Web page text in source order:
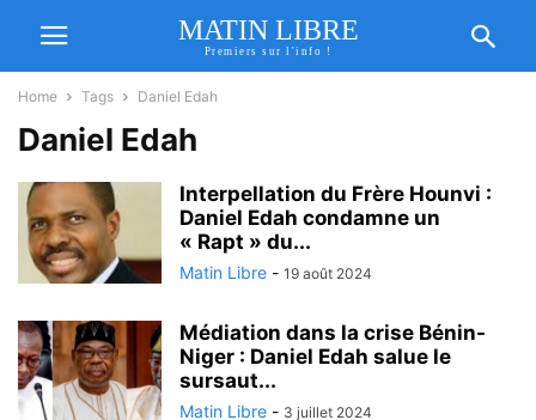
MATIN LIBRE
Premiers sur l'info !
Home Tags Daniel Edah
Daniel Edah
Interpellation du Frère Hounvi :
Daniel Edah condamne un
« Rapt » du...
Matin Libre - 19 août 2024
Médiation dans la crise Bénin-
Niger : Daniel Edah salue le
sursaut...
Matin Libre - 3 juillet 2024